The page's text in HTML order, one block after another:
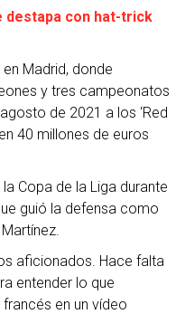
destapa con hat-trick
Madrid, donde
y tres campeonatos
de 2021 a los ‘Red
40 millones de euros
Copa de la Liga durante
guió la defensa como
aficionados. Hace falta
entender lo que
en un vídeo